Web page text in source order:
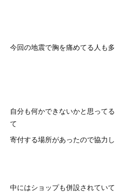
今回の地震で胸を痛めてる人も
自分も何かできないかと思って
て
寄付する場所があったので協力
中にはショップも併設されてい